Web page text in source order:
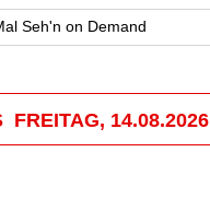
Seh'n on Demand
FREITAG, 14.08.2026